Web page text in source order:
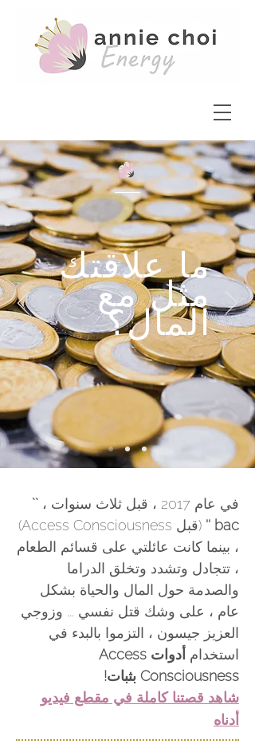
ما علاقتك
مثل مع
المال؟
في عام 2017 ، قبل ثلاث سنوات ،
``
bac ''
(قبل Access Consciousness)
، بينما كانت عائلتي على قسائم الطعام
، تتجادل وتشدد وتخلق الدراما
والصدمة حول المال والحياة بشكل
عام ، على وشك قتل نفسي ... وزوجي
العزيز جيسون ، التزموا بالبدء في
استخدام
أدوات Access
Consciousness بثبات!
شاهد قصتنا كاملة في مقطع فيديو
أدناه